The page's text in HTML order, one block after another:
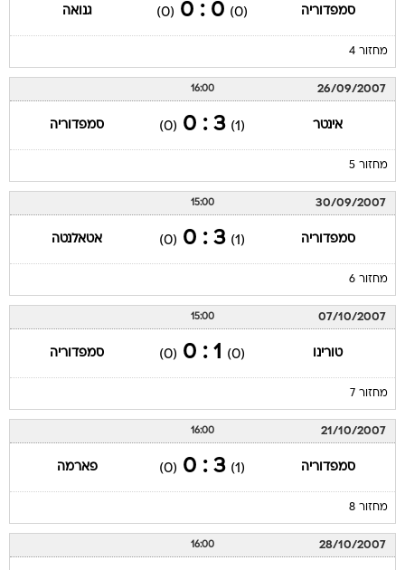
סמפדוריה (0)
0 : 0
(0) גנואה
מחזור 4
26/09/2007
16:00
אינטר (1)
3 : 0
(0) סמפדוריה
מחזור 5
30/09/2007
15:00
סמפדוריה (1)
3 : 0
(0) אטאלנטה
מחזור 6
07/10/2007
15:00
טורינו (0)
1 : 0
(0) סמפדוריה
מחזור 7
21/10/2007
16:00
סמפדוריה (1)
3 : 0
(0) פארמה
מחזור 8
28/10/2007
16:00